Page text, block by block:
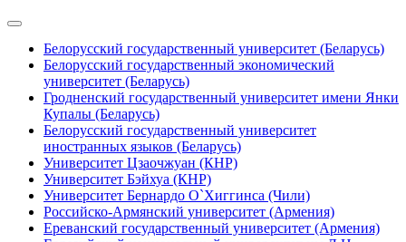
Белорусский государственный университет (Беларусь)
Белорусский государственный экономический
университет (Беларусь)
Гродненский государственный университет имени Янки
Купалы (Беларусь)
Белорусский государственный университет
иностранных языков (Беларусь)
Университет Цзаочжуан (КНР)
Университет Бэйхуа (КНР)
Университет Бернардо О`Хиггинса (Чили)
Российско-Армянский университет (Армения)
Ереванский государственный университет (Армения)